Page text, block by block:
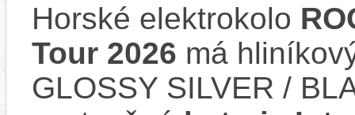
Horské elektrokolo
Tour 2026 má
GLOSSY SILVER /